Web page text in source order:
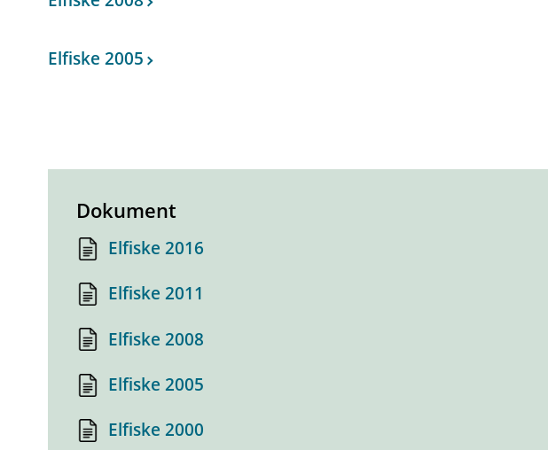
Elfiske 2005
Dokument
Elfiske 2016
Elfiske 2011
Elfiske 2008
Elfiske 2005
Elfiske 2000